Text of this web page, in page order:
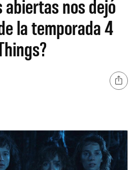
abiertas nos dejó
la temporada 4